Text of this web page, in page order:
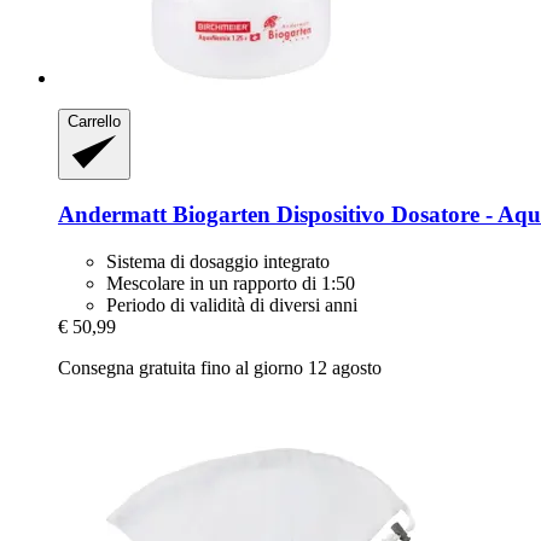
Carrello
Andermatt Biogarten Dispositivo Dosatore -​
Sistema di dosaggio integrato
Mescolare in un rapporto di 1:50
Periodo di validità di diversi anni
€ 50,99
Consegna gratuita fino al giorno 12 agosto